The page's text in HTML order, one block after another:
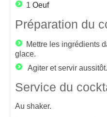
1 Oeuf
Préparation du
Mettre les ingrédients
glace.
Agiter et servir aussitôt.
Service du
Au shaker.